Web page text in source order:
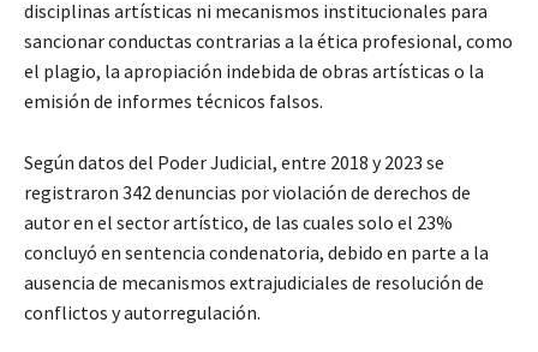
disciplinas artísticas ni mecanismos institucionales para
sancionar conductas contrarias a la ética profesional, como
el plagio, la apropiación indebida de obras artísticas o la
emisión de informes técnicos falsos.
Según datos del Poder Judicial, entre 2018 y 2023 se
registraron 342 denuncias por violación de derechos de
autor en el sector artístico, de las cuales solo el 23%
concluyó en sentencia condenatoria, debido en parte a la
ausencia de mecanismos extrajudiciales de resolución de
conflictos y autorregulación.